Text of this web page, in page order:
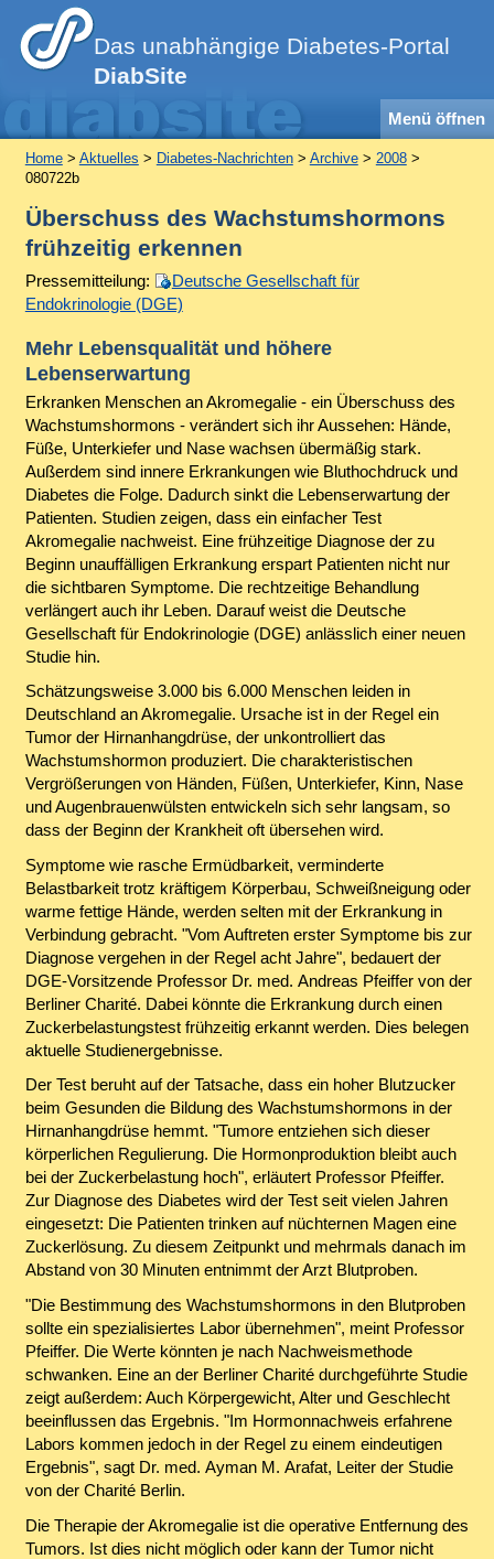
Das unabhängige Diabetes-Portal
DiabSite
Menü öffnen
Home> Aktuelles > Diabetes-Nachrichten> Archive> 2008>
080722b
Überschuss des Wachstumshormons
frühzeitig erkennen
Pressemitteilung:
Deutsche Gesellschaft für
Endokrinologie (DGE)
Mehr Lebensqualität und höhere
Lebenserwartung
Erkranken Menschen an Akromegalie - ein Überschuss des
Wachstumshormons - verändert sich ihr Aussehen: Hände,
Füße, Unterkiefer und Nase wachsen übermäßig stark.
Außerdem sind innere Erkrankungen wie Bluthochdruck und
Diabetes die Folge. Dadurch sinkt die Lebenserwartung der
Patienten. Studien zeigen, dass ein einfacher Test
Akromegalie nachweist. Eine frühzeitige Diagnose der zu
Beginn unauffälligen Erkrankung erspart Patienten nicht nur
die sichtbaren Symptome. Die rechtzeitige Behandlung
verlängert auch ihr Leben. Darauf weist die Deutsche
Gesellschaft für Endokrinologie (DGE) anlässlich einer neuen
Studie hin.
Schätzungsweise 3.000 bis 6.000 Menschen leiden in
Deutschland an Akromegalie. Ursache ist in der Regel ein
Tumor der Hirnanhangdrüse, der unkontrolliert das
Wachstumshormon produziert. Die charakteristischen
Vergrößerungen von Händen, Füßen, Unterkiefer, Kinn, Nase
und Augenbrauenwülsten entwickeln sich sehr langsam, so
dass der Beginn der Krankheit oft übersehen wird.
Symptome wie rasche Ermüdbarkeit, verminderte
Belastbarkeit trotz kräftigem Körperbau, Schweißneigung oder
warme fettige Hände, werden selten mit der Erkrankung in
Verbindung gebracht. "Vom Auftreten erster Symptome bis zur
Diagnose vergehen in der Regel acht Jahre", bedauert der
DGE-Vorsitzende Professor Dr. med. Andreas Pfeiffer von der
Berliner Charité. Dabei könnte die Erkrankung durch einen
Zuckerbelastungstest frühzeitig erkannt werden. Dies belegen
aktuelle Studienergebnisse.
Der Test beruht auf der Tatsache, dass ein hoher Blutzucker
beim Gesunden die Bildung des Wachstumshormons in der
Hirnanhangdrüse hemmt. "Tumore entziehen sich dieser
körperlichen Regulierung. Die Hormonproduktion bleibt auch
bei der Zuckerbelastung hoch", erläutert Professor Pfeiffer.
Zur Diagnose des Diabetes wird der Test seit vielen Jahren
eingesetzt: Die Patienten trinken auf nüchternen Magen eine
Zuckerlösung. Zu diesem Zeitpunkt und mehrmals danach im
Abstand von 30 Minuten entnimmt der Arzt Blutproben.
"Die Bestimmung des Wachstumshormons in den Blutproben
sollte ein spezialisiertes Labor übernehmen", meint Professor
Pfeiffer. Die Werte könnten je nach Nachweismethode
schwanken. Eine an der Berliner Charité durchgeführte Studie
zeigt außerdem: Auch Körpergewicht, Alter und Geschlecht
beeinflussen das Ergebnis. "Im Hormonnachweis erfahrene
Labors kommen jedoch in der Regel zu einem eindeutigen
Ergebnis", sagt Dr. med. Ayman M. Arafat, Leiter der Studie
von der Charité Berlin.
Die Therapie der Akromegalie ist die operative Entfernung des
Tumors. Ist dies nicht möglich oder kann der Tumor nicht